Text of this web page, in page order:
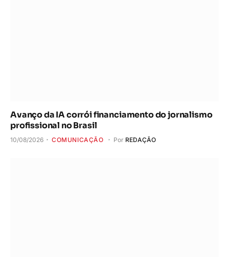
Avanço da IA corrói financiamento do jornalismo
profissional no Brasil
10/08/2026 COMUNICAÇÃO Por REDAÇÃO